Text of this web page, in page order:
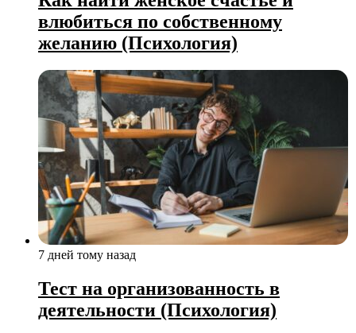
влюбиться по собственному
желанию (Психология)
7 дней тому назад
Тест на организованность в
деятельности (Психология)